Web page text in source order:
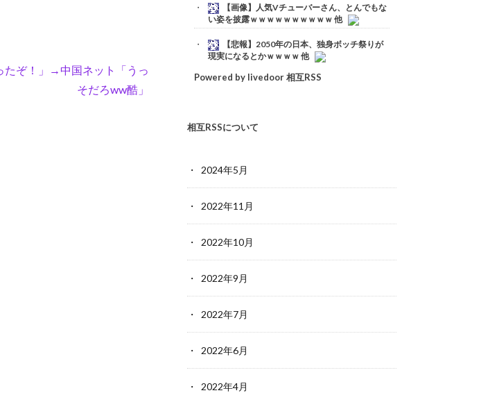
たぞ！」→中国ネット「うっ
そだろww酷」
【画像】人気Vチューバーさん、とんでもな
い姿を披露ｗｗｗｗｗｗｗｗｗｗ 他
【悲報】2050年の日本、独身ボッチ祭りが
現実になるとかｗｗｗｗ 他
Powered by livedoor 相互RSS
相互RSSについて
2024年5月
2022年11月
2022年10月
2022年9月
2022年7月
2022年6月
2022年4月